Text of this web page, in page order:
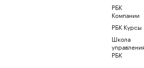
РБК
Компании
РБК Курсы
Школа
РБК